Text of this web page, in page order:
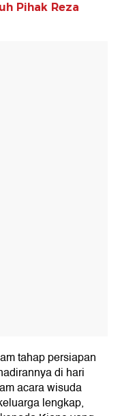
Pihak Reza
tahap persiapan
di hari
acara wisuda
lengkap,